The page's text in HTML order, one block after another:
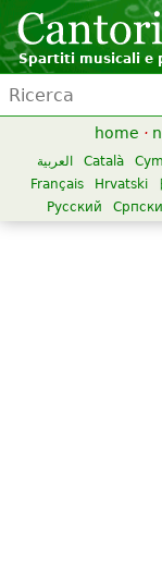
Spartiti musicali e
home ·
العربية Català
Français
Hrvatski
Русский
Српски